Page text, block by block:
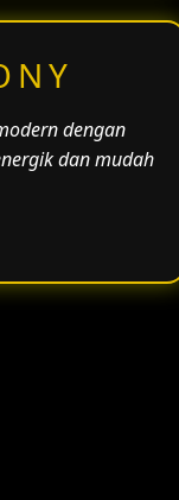
dengan
dan mudah